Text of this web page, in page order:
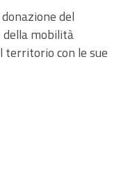
del
della mobilità
territorio con le sue